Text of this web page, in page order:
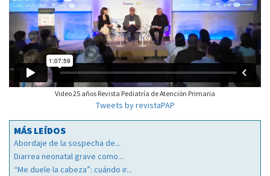
Video 25 años Revista Pediatría de Atención Primaria
Tweets by revistaPAP
MÁS LEÍDOS
Abordaje de la sospecha de...
Diarrea neonatal grave como...
“Me duele la cabeza”: cuándo ir...